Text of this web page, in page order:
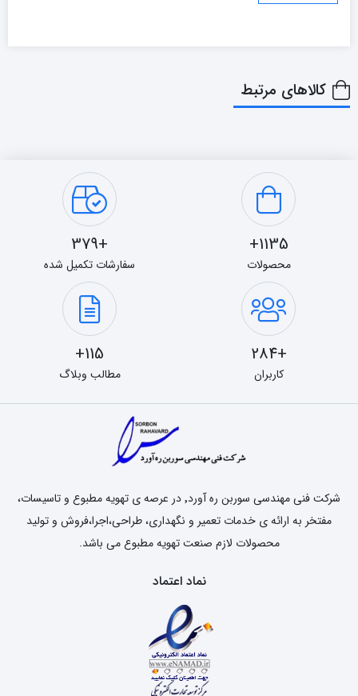
کالاهای مرتبط
1135+
محصولات
+379
سفارشات تکمیل شده
+284
کاربران
115+
مطالب وبلاگ
شرکت فنی مهندسی سوربن ره آورد٬ در عرصه ی تهویه مطبوع و تاسیسات،
مفتخر به ارائه ی خدمات تعمیر و نگهداری، طراحی،اجرا،فروش و تولید
محصولات لازم صنعت تهویه مطبوع می باشد.
نماد اعتماد